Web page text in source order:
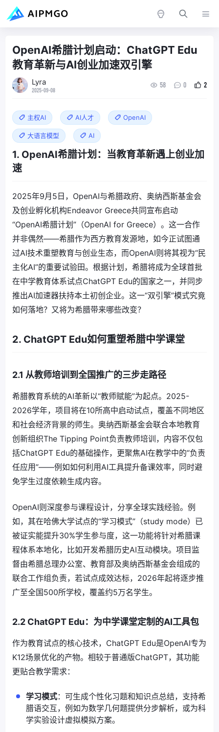
OpenAI希腊计划启动：ChatGPT Edu
教育革新与AI创业加速双引擎
Lyra
2025-09-08
58 0 2
主权AI AI人才 OpenAI
大语言模型 AI
1. OpenAI希腊计划：当教育革新遇上创业加
速
2025年9月5日，OpenAI与希腊政府、奥纳西斯基金会
及创业孵化机构Endeavor Greece共同宣布启动
“OpenAI希腊计划”（OpenAI for Greece）。这一合作
并非偶然——希腊作为西方教育发源地，如今正试图通
过AI技术重塑教育与创业生态，而OpenAI则将其视为“民
主化AI”的重要试验田。根据计划，希腊将成为全球首批
在中学教育体系试点ChatGPT Edu的国家之一，并同步
推出AI加速器扶持本土初创企业。这一“双引擎”模式究竟
如何落地？又将为希腊带来哪些改变？
2. ChatGPT Edu如何重塑希腊中学课堂
2.1 从教师培训到全国推广的三步走路径
希腊教育系统的AI革新以“教师赋能”为起点。2025-
2026学年，项目将在10所高中启动试点，覆盖不同地区
和社会经济背景的师生。奥纳西斯基金会联合本地教育
创新组织The Tipping Point负责教师培训，内容不仅包
括ChatGPT Edu的基础操作，更聚焦AI在教学中的“负责
任应用”——例如如何利用AI工具提升备课效率，同时避
免学生过度依赖生成内容。
OpenAI则深度参与课程设计，分享全球实践经验。例
如，其在哈佛大学试点的“学习模式”（study mode）已
被证实能提升30%学生参与度，这一功能将针对希腊课
程体系本地化，比如开发希腊历史AI互动模块。项目监
督由希腊总理办公室、教育部及奥纳西斯基金会组成的
联合工作组负责，若试点成效达标，2026年起将逐步推
广至全国500所学校，覆盖约5万名学生。
2.2 ChatGPT Edu：为中学课堂定制的AI工具包
作为教育试点的核心技术，ChatGPT Edu是OpenAI专为
K12场景优化的产物。相较于普通版ChatGPT，其功能
更贴合教学需求：
学习模式：可生成个性化习题和知识点总结，支持希
腊语交互，例如为数学几何题提供分步解析，或为科
学实验设计虚拟模拟方案。